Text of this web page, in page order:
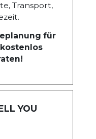
Transport,
für
YOU